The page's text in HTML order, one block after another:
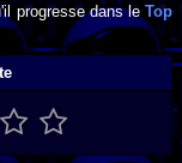
progresse dans le Top